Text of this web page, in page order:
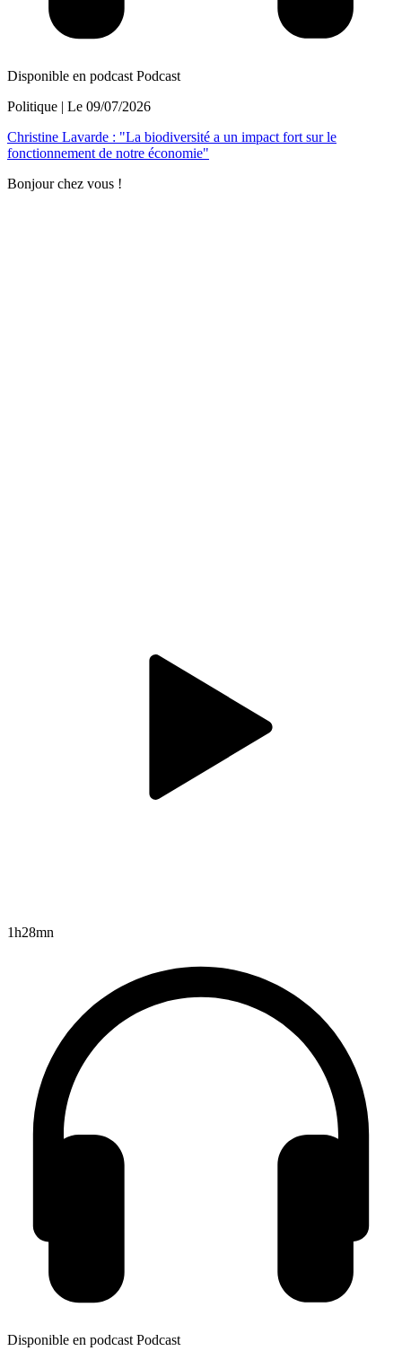
Disponible en podcast Podcast
Politique | Le 09/07/2026
Christine Lavarde : "La biodiversité a un impact fort sur le
fonctionnement de notre économie"
Bonjour chez vous !
1h28mn
Disponible en podcast Podcast